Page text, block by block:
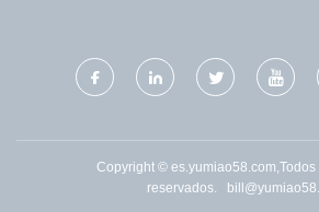
Copyright ©
reservados.